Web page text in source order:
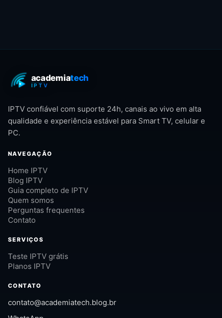
IPTV confiável com suporte 24h, canais ao vivo em alta
qualidade e experiência estável para Smart TV, celular e
PC.
NAVEGAÇÃO
Home IPTV
Blog IPTV
Guia completo de IPTV
Quem somos
Perguntas frequentes
Contato
SERVIÇOS
Teste IPTV grátis
Planos IPTV
CONTATO
contato@academiatech.blog.br